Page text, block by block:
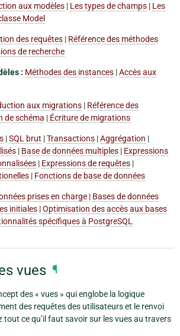
aux modèles | Les types de champs | Les
Model
des requêtes | Référence des méthodes
de recherche
: Méthodes des instances |Accès aux
aux migrations | Référence des
de schéma | Écriture de migrations
|SQL brut |Transactions |Aggrégation |
| Base de données multiples | Expressions
| Expressions de requêtes |
| Fonctions de base de données
prises en charge | Bases de données
initiales |Optimisation des accès aux bases
spécifiques à PostgreSQL
vues ¶
des « vues » qui englobe la logique
des requêtes des utilisateurs et le renvoi
tout ce qu’il faut savoir sur les vues au travers